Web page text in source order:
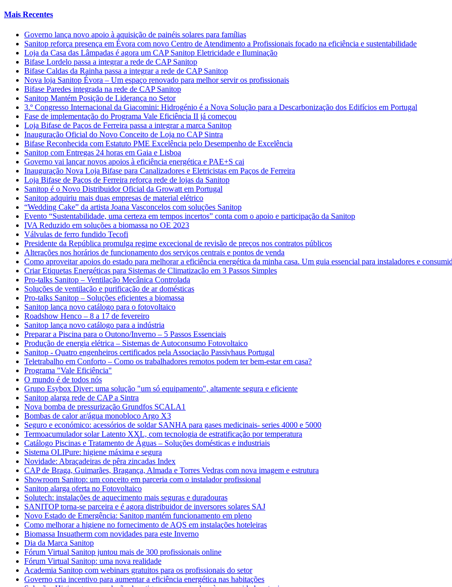
Mais Recentes
Governo lança novo apoio à aquisição de painéis solares para famílias
Sanitop reforça presença em Évora com novo Centro de Atendimento a Profissionais focado na eficiência e sustentabilidade
Loja da Casa das Lâmpadas é agora um CAP Sanitop Eletricidade e Iluminação
Bifase Lordelo passa a integrar a rede de CAP Sanitop
Bifase Caldas da Rainha passa a integrar a rede de CAP Sanitop
Nova loja Sanitop Évora – Um espaço renovado para melhor servir os profissionais
Bifase Paredes integrada na rede de CAP Sanitop
Sanitop Mantém Posição de Liderança no Setor
3.º Congresso Internacional da Giacomini: Hidrogénio é a Nova Solução para a Descarbonização dos Edifícios em Portugal
Fase de implementação do Programa Vale Eficiência II já começou
Loja Bifase de Paços de Ferreira passa a integrar a marca Sanitop
Inauguração Oficial do Novo Conceito de Loja no CAP Sintra
Bifase Reconhecida com Estatuto PME Excelência pelo Desempenho de Excelência
Sanitop com Entregas 24 horas em Gaia e Lisboa
Governo vai lançar novos apoios à eficiência energética e PAE+S cai
Inauguração Nova Loja Bifase para Canalizadores e Eletricistas em Paços de Ferreira
Loja Bifase de Paços de Ferreira reforça rede de lojas da Sanitop
Sanitop é o Novo Distribuidor Oficial da Growatt em Portugal
Sanitop adquiriu mais duas empresas de material elétrico
“Wedding Cake” da artista Joana Vasconcelos com soluções Sanitop
Evento “Sustentabilidade, uma certeza em tempos incertos” conta com o apoio e participação da Sanitop
IVA Reduzido em soluções a biomassa no OE 2023
Válvulas de ferro fundido Tecofi
Presidente da República promulga regime excecional de revisão de preços nos contratos públicos
Alterações nos horários de funcionamento dos serviços centrais e pontos de venda
Como aproveitar apoios do estado para melhorar a eficiência energética da minha casa. Um guia essencial para instaladores e
Criar Etiquetas Energéticas para Sistemas de Climatização em 3 Passos Simples
Pro-talks Sanitop – Ventilação Mecânica Controlada
Soluções de ventilação e purificação de ar domésticas
Pro-talks Sanitop – Soluções eficientes a biomassa
Sanitop lança novo catálogo para o fotovoltaico
Roadshow Henco – 8 a 17 de fevereiro
Sanitop lança novo catálogo para a indústria
Preparar a Piscina para o Outono/Inverno – 5 Passos Essenciais
Produção de energia elétrica – Sistemas de Autoconsumo Fotovoltaico
Sanitop - Quatro engenheiros certificados pela Associação Passivhaus Portugal
Teletrabalho em Conforto – Como os trabalhadores remotos podem ter bem-estar em casa?
Programa "Vale Eficiência"
O mundo é de todos nós
Grupo Esybox Diver: uma solução "um só equipamento", altamente segura e eficiente
Sanitop alarga rede de CAP a Sintra
Nova bomba de pressurização Grundfos SCALA1
Bombas de calor ar/água monobloco Argo X3
Seguro e económico: acessórios de soldar SANHA para gases medicinais- series 4000 e 5000
Termoacumulador solar Latento XXL, com tecnologia de estratificação por temperatura
Catálogo Piscinas e Tratamento de Águas – Soluções domésticas e industriais
Sistema OLIPure: higiene máxima e segura
Novidade: Abraçadeiras de pêra zincadas Index
CAP de Braga, Guimarães, Bragança, Almada e Torres Vedras com nova imagem e estrutura
Showroom Sanitop: um conceito em parceria com o instalador profissional
Sanitop alarga oferta no Fotovoltaico
Solutech: instalações de aquecimento mais seguras e duradouras
SANITOP torna-se parceira e é agora distribuidor de inversores solares SAJ
Novo Estado de Emergência: Sanitop mantém funcionamento em pleno
Como melhorar a higiene no fornecimento de AQS em instalações hoteleiras
Biomassa Insuatherm com novidades para este Inverno
Dia da Marca Sanitop
Fórum Virtual Sanitop juntou mais de 300 profissionais online
Fórum Virtual Sanitop: uma nova realidade
Academia Sanitop com webinars gratuitos para os profissionais do setor
Governo cria incentivo para aumentar a eficiência energética nas habitações